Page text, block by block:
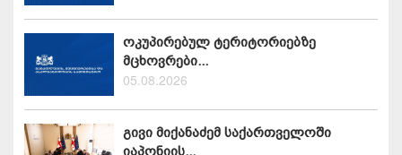
ოკუპირებულ ტერიტორიებზე
მცხოვრები...
05.08.2026
გივი მიქანაძემ საქართველოში
იაპონიის...